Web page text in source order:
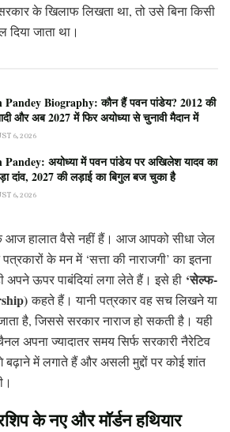
के खिलाफ लिखता था, तो उसे बिना किसी
जाता था।
Pandey Biography: कौन हैं पवन पांडेय? 2012 की
और अब 2027 में फिर अयोध्या से चुनावी मैदान में
6, 2026
Pandey: अयोध्या में पवन पांडेय पर अखिलेश यादव का
दांव, 2027 की लड़ाई का बिगुल बज चुका है
6, 2026
आज हालात वैसे नहीं हैं। आज आपको सीधा जेल
के मन में ‘सत्ता की नाराजगी’ का इतना
अपने ऊपर पाबंदियां लगा लेते हैं। इसे ही ‘सेल्फ-
कहते हैं। यानी पत्रकार वह सच लिखने या
है, जिससे सरकार नाराज हो सकती है। यही
अपना ज्यादातर समय सिर्फ सरकारी नैरेटिव
में लगाते हैं और असली मुद्दों पर कोई शांत
के नए और मॉर्डन हथियार